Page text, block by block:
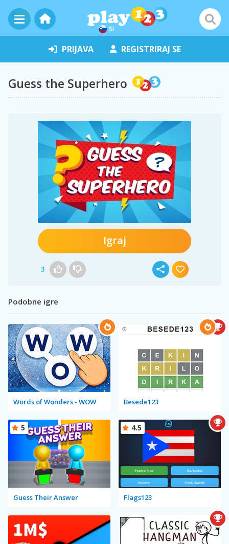
SI
PRIJAVA REGISTRIRAJ SE
Guess the Superhero
Igraj
3
Podobne igre
Words of Wonders - WOW Besede123
Guess Their Answer
5
Flags123
4.5